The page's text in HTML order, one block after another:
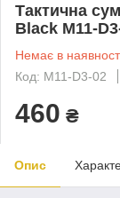
Тактична
Black M11-
Немає в
Код: M11-D3-02
460 ₴
Опис